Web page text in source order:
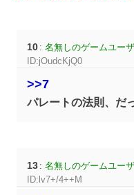
10 :名無しのゲームユー
ID:jOudcKjQ0
>>7
パレートの法則、だ
13 :名無しのゲームユー
ID:lv7+/4++M